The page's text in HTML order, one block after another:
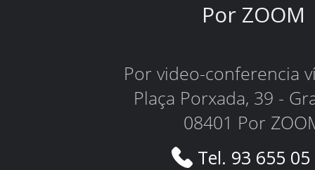
Por ZOOM
Por video-conferencia
Plaça Porxada, 39 -
08401 Por
Tel. 93 655